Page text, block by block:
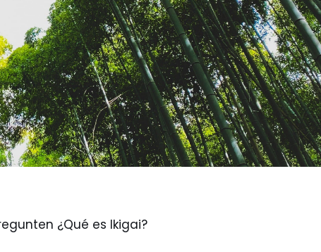
¿Qué es Ikigai?